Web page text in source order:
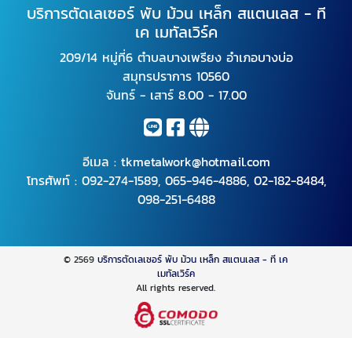
บริการตัดเลเซอร์ พับ ม้วน เหล็ก สแตนเลส - ที
เค เมทัลเวิร์ค
209/14 หมู่ที่6 ตำบลบางเพรียง อำเภอบางบ่อ
สมุทรปราการ 10560
จันทร์ - เสาร์ 8.00 - 17.00
อีเมล : tkmetalwork@hotmail.com
โทรศัพท์ : 092-274-1589, 065-946-4886, 02-182-8484,
098-251-6488
© 2569บริการตัดเลเซอร์ พับ ม้วน เหล็ก สแตนเลส - ที เค
เมทัลเวิร์ค
All rights reserved.